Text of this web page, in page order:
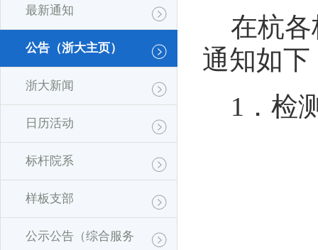
最新通知
公告（浙大主页）
浙大新闻
日历活动
标杆院系
样板支部
公示公告（综合服务
在杭
通知如下
1 ． 检